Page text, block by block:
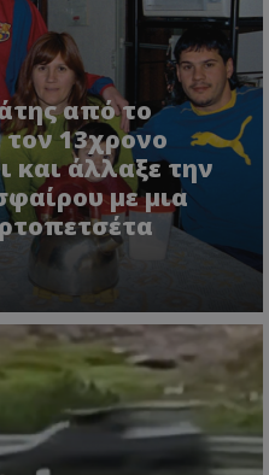
από το
13χρονο
και άλλαξε την
με μια